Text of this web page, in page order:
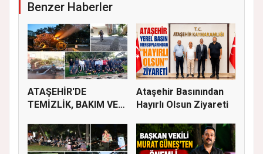
Benzer Haberler
ATAŞEHİR'DE
TEMİZLİK, BAKIM VE
Ataşehir Basınından
Hayırlı Olsun Ziyareti